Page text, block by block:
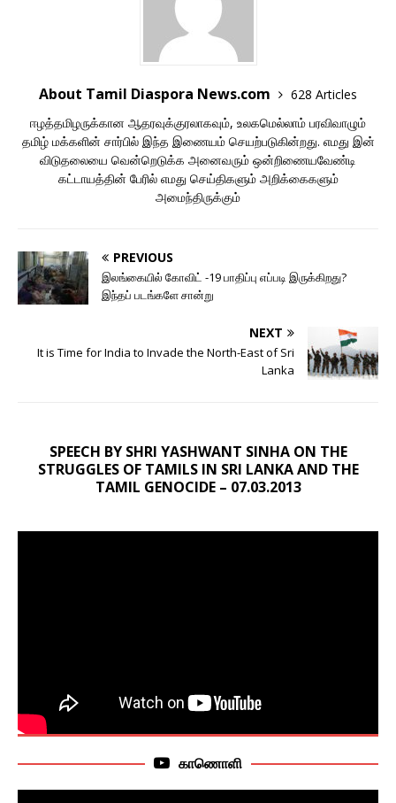
About Tamil Diaspora News.com
628 Articles
ஈழத்தமிழருக்கான ஆதரவுக்குரலாகவும், உலகமெல்லாம் பரவிவாழும்
தமிழ் மக்களின் சார்பில் இந்த இணையம் செயற்படுகின்றது. எமது இன்
விடுதலையை வென்றெடுக்க அனைவரும் ஒன்றிணையவேண்டி
கட்டாயத்தின் பேரில் எமது செய்திகளும் அறிக்கைகளும்
அமைந்திருக்கும்
PREVIOUS
இலங்கையில் கோவிட் -19 பாதிப்பு எப்படி இருக்கிறது?
இந்தப் படங்களே சான்று
NEXT
It is Time for India to Invade the North-East of Sri
Lanka
SPEECH BY SHRI YASHWANT SINHA ON THE
STRUGGLES OF TAMILS IN SRI LANKA AND THE
TAMIL GENOCIDE – 07.03.2013
காணொளி